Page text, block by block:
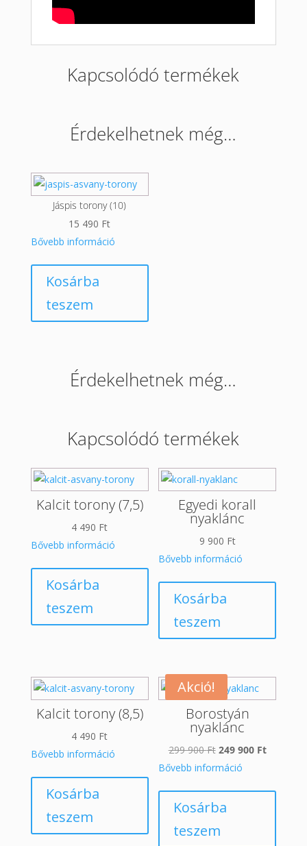
Kapcsolódó termékek
Érdekelhetnek még…
Jáspis torony (10)
15 490 Ft
Bővebb információ
Kosárba
teszem
Érdekelhetnek még…
Kapcsolódó termékek
Kalcit torony (7,5)
4 490 Ft
Bővebb információ
Kosárba
teszem
Egyedi korall
nyaklánc
9 900 Ft
Bővebb információ
Kosárba
teszem
Kalcit torony (8,5)
4 490 Ft
Bővebb információ
Kosárba
teszem
Akció!
Borostyán
nyaklánc
299 900Ft Original
price
299
249 900 FtCurrent
Bővebb információ
Kosárba
teszem